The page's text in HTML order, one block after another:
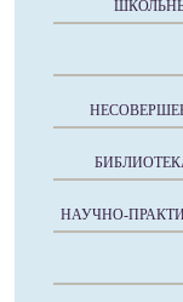
НАУЧНО-